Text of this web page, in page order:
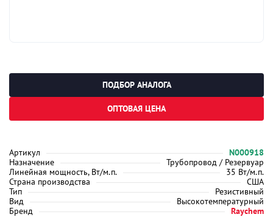
Артикул
N000918
Назначение
Трубопровод / Резервуар
Линейная мощность, Вт/м.п.
35 Вт/м.п.
Страна производства
США
Тип
Резистивный
Вид
Высокотемпературный
Бренд
Raychem
ПОДБОР АНАЛОГА
ОПТОВАЯ ЦЕНА